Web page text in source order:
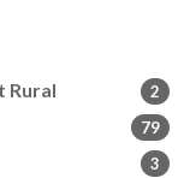
Rural 2
79
3